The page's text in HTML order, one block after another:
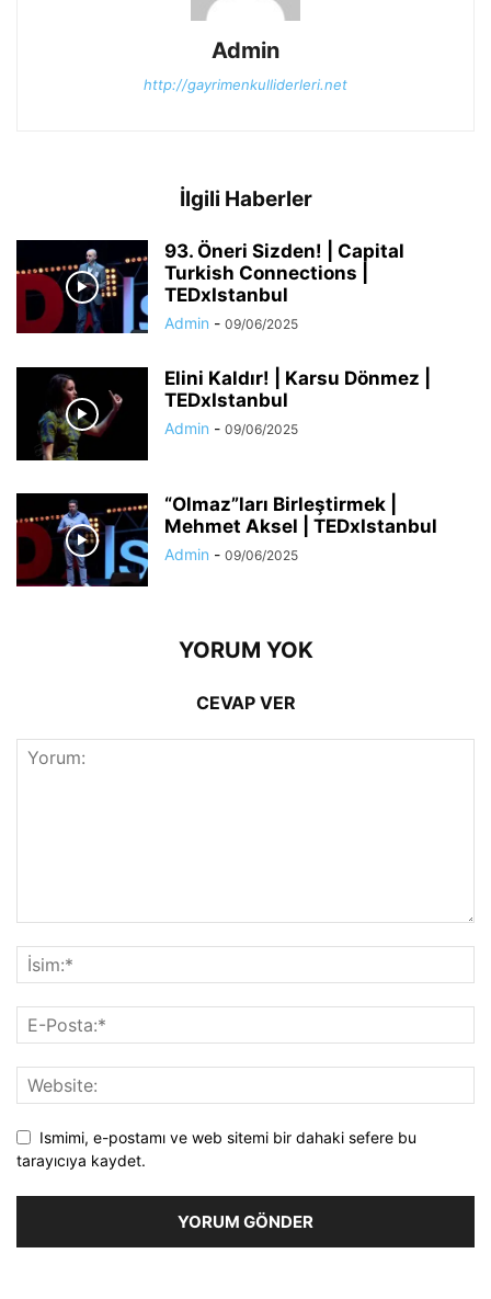
Admin
http://gayrimenkulliderleri.net
İlgili Haberler
93. Öneri Sizden! | Capital
Turkish Connections |
TEDxIstanbul
Admin - 09/06/2025
Elini Kaldır! | Karsu Dönmez |
TEDxIstanbul
Admin - 09/06/2025
“Olmaz”ları Birleştirmek |
Mehmet Aksel | TEDxIstanbul
Admin - 09/06/2025
YORUM YOK
CEVAP VER
Ismimi, e-postamı ve web sitemi bir dahaki sefere bu
tarayıcıya kaydet.